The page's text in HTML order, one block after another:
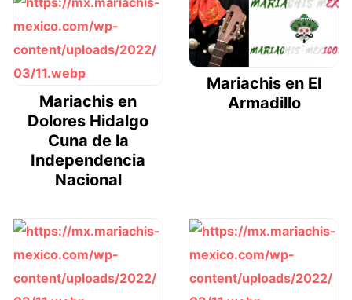
Mariachis en
Dolores Hidalgo
Cuna de la
Independencia
Nacional
Mariachis en El
Armadillo